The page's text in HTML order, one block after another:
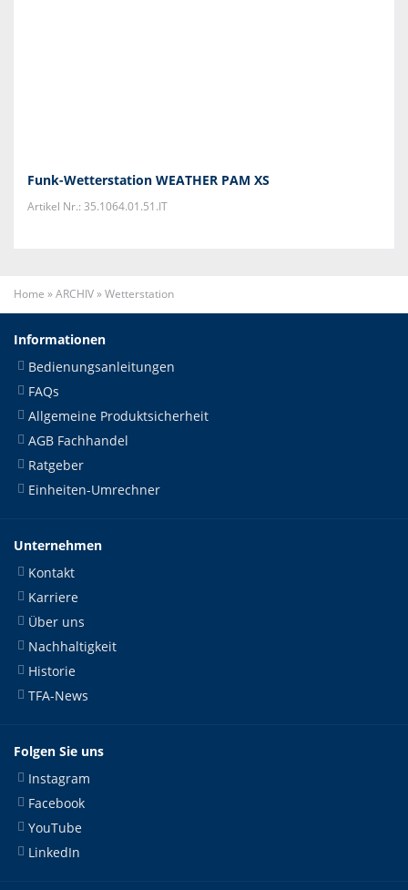
Funk-Wetterstation WEATHER PAM XS
Artikel Nr.: 35.1064.01.51.IT
Home »ARCHIV»Wetterstation
Informationen
Bedienungsanleitungen
FAQs
Allgemeine Produktsicherheit
AGB Fachhandel
Ratgeber
Einheiten-Umrechner
Unternehmen
Kontakt
Karriere
Über uns
Nachhaltigkeit
Historie
TFA-News
Folgen Sie uns
Instagram
Facebook
YouTube
LinkedIn